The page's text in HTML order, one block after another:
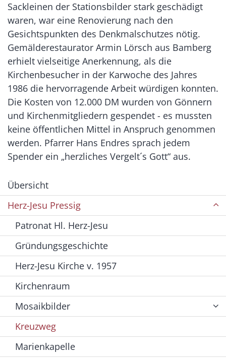
Sackleinen der Stationsbilder stark geschädigt
waren, war eine Renovierung nach den
Gesichtspunkten des Denkmalschutzes nötig.
Gemälderestaurator Armin Lörsch aus Bamberg
erhielt vielseitige Anerkennung, als die
Kirchenbesucher in der Karwoche des Jahres
1986 die hervorragende Arbeit würdigen konnten.
Die Kosten von 12.000 DM wurden von Gönnern
und Kirchenmitgliedern gespendet - es mussten
keine öffentlichen Mittel in Anspruch genommen
werden. Pfarrer Hans Endres sprach jedem
Spender ein „herzliches Vergelt´s Gott“ aus.
Übersicht
Herz-Jesu Pressig
Patronat Hl. Herz-Jesu
Gründungsgeschichte
Herz-Jesu Kirche v. 1957
Kirchenraum
Mosaikbilder
Kreuzweg
Marienkapelle